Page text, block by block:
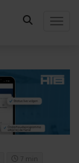
7 min